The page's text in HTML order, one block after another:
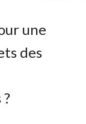
une
des